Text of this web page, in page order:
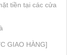
tiền tại các cửa
GIAO HÀNG]